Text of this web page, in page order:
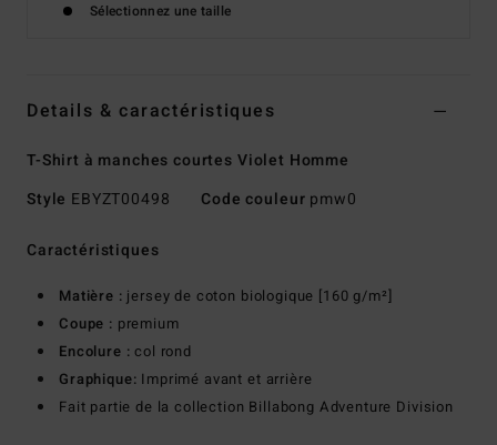
Sélectionnez une taille
Details & caractéristiques
T-Shirt à manches courtes Violet Homme
Style EBYZT00498 Code couleur pmw0
Caractéristiques
Matière : jersey de coton biologique [160 g/m²]
Coupe : premium
Encolure :col rond
Graphique: Imprimé avant et arrière
Fait partie de la collection Billabong Adventure Division